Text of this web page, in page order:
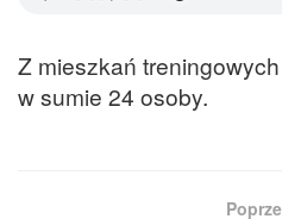
Z mieszkań
w sumie 24 osoby.